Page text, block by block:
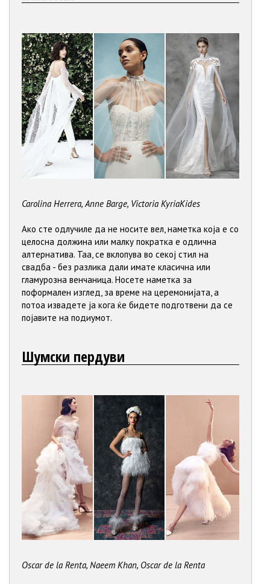
Carolina Herrera, Anne Barge, Victoria KyriaKides
Ако сте одлучиле да не носите вел, наметка која е со
целосна должина или малку пократка е одлична
алтернатива. Таа, се вклопува во секој стил на
свадба - без разлика дали имате класична или
гламурозна венчаница. Носете наметка за
поформален изглед, за време на церемонијата, а
потоа извадете ја кога ќе бидете подготвени да се
појавите на подиумот.
Шумски пердуви
Oscar de la Renta, Naeem Khan, Oscar de la Renta